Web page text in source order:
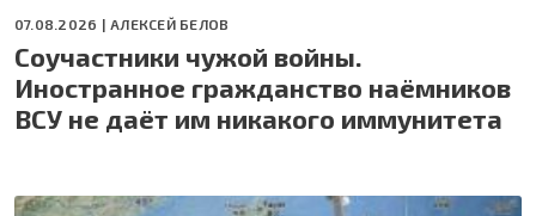
07.08.2026 |АЛЕКСЕЙ БЕЛОВ
Соучастники чужой войны.
Иностранное гражданство наёмников
ВСУ не даёт им никакого иммунитета